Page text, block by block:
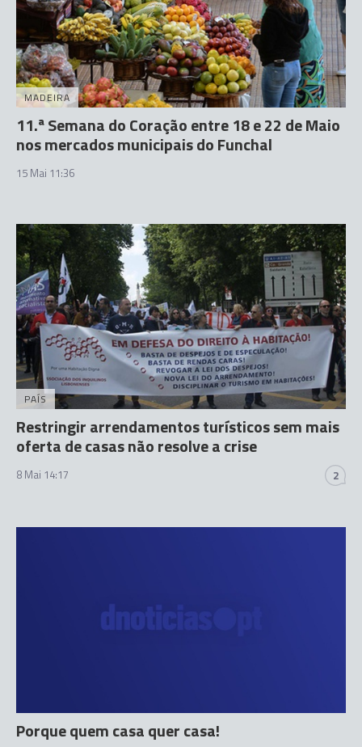
MADEIRA
11.ª Semana do Coração entre 18 e 22 de Maio
nos mercados municipais do Funchal
15 Mai 11:36
PAÍS
Restringir arrendamentos turísticos sem mais
oferta de casas não resolve a crise
8 Mai 14:17 2
Porque quem casa quer casa!